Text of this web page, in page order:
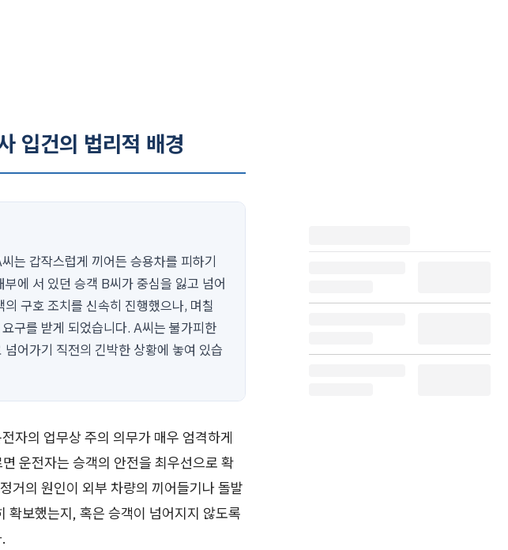
입건의 법리적 배경
는 갑작스럽게 끼어든 승용차를 피하기
에 서 있던 승객 B씨가 중심을 잃고 넘어
구호 조치를 신속히 진행했으나, 며칠
구를 받게 되었습니다. A씨는 불가피한
어가기 직전의 긴박한 상황에 놓여 있습
자의 업무상 주의 의무가 매우 엄격하게
운전자는 승객의 안전을 최우선으로 확
거의 원인이 외부 차량의 끼어들기나 돌발
확보했는지, 혹은 승객이 넘어지지 않도록